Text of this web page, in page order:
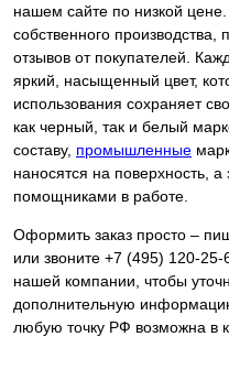
нашем сайте по низкой
собственного
отзывов от покупателей.
яркий, насыщенный цвет,
использования сохраняет
как черный, так и белый
составу, промышленные
наносятся на поверхность,
помощниками в работе.
Оформить заказ просто –
или звоните +7 (495) 120-
нашей компании, чтобы
дополнительную
любую точку РФ возможна в